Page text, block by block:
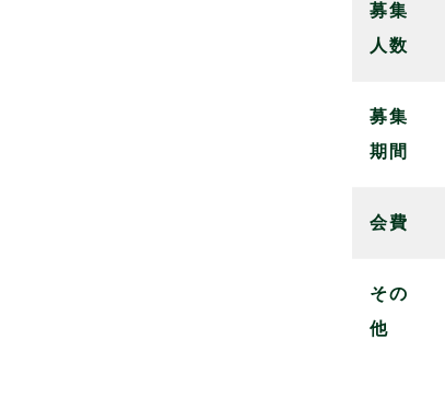
募集
人数
募集
期間
会費
その
他